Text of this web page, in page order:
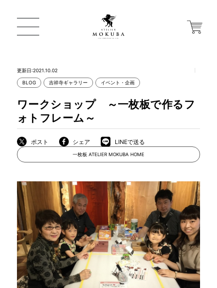
店舗から探す
一枚板 ATELIER MOKUBA HOME
MOKUBA について
商品情報
直営店
更新日:2021.10.02
BLOG 吉祥寺ギャラリー イベント・企画
ワークショップ ～一枚板で作るフ
ォトフレーム～
ポスト シェア LINEで送る
一枚板 ATELIER MOKUBA HOME